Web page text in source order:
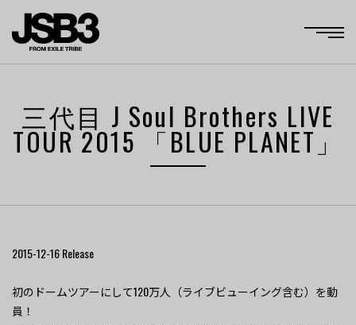
三代目 J Soul Brothers LIVE
TOUR 2015 「BLUE PLANET」
2015-12-16Release
初のドームツアーにして120万人（ライブビューイング含む）を動
員！